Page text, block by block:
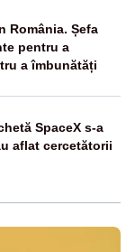
România. Șefa
pentru a
a îmbunătăți
SpaceX s-a
aflat cercetătorii